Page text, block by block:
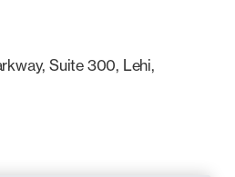
Suite 300, Lehi,